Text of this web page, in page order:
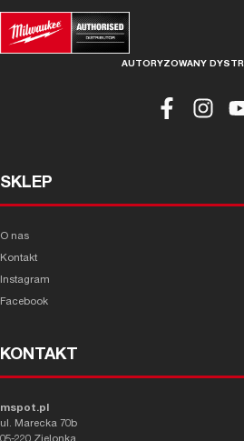
AUTORYZOWANY
SKLEP
O nas
Kontakt
Instagram
Facebook
KONTAKT
mspot.pl
ul. Marecka 70b